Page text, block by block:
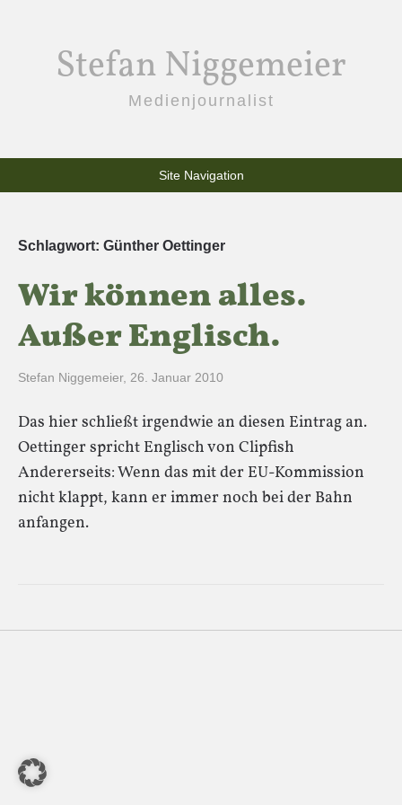
Stefan Niggemeier
Medienjournalist
Site Navigation
Schlagwort: Günther Oettinger
Wir können alles.
Außer Englisch.
Stefan Niggemeier, 26. Januar 2010
Das hier schließt irgendwie an diesen Eintrag an.
Oettinger spricht Englisch von Clipfish
Andererseits: Wenn das mit der EU-Kommission
nicht klappt, kann er immer noch bei der Bahn
anfangen.